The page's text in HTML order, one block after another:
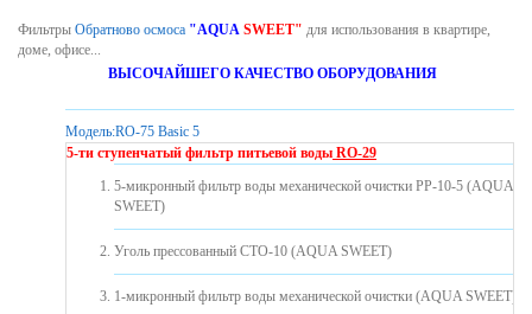
Фильтры Обратново осмоса "AQUA SWEET" для использования в квартире,
доме, офисе...
ВЫСОЧАЙШЕГО КАЧЕСТВО ОБОРУДОВАНИЯ
Модель:RO-75 Basic 5
5-ти ступенчатый фильтр питьевой воды RO-29
5-микронный фильтр воды механической очистки PP-10-5 (AQUA
SWEET)
Уголь прессованный CTO-10 (AQUA SWEET)
1-микронный фильтр воды механической очистки (AQUA SWEET)